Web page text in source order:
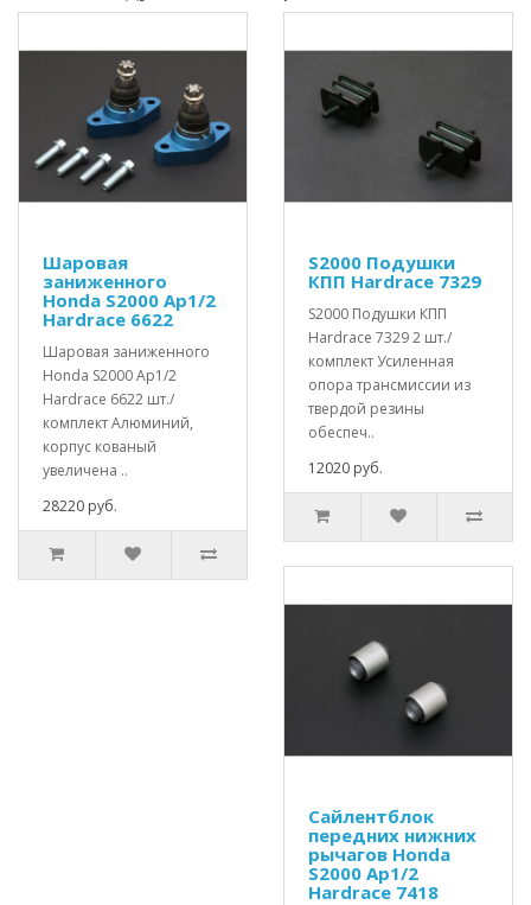
Шаровая
заниженного
Honda S2000 Ap1/2
Hardrace 6622
Шаровая заниженного
Honda S2000 Ap1/2
Hardrace 6622 шт./
комплект Алюминий,
корпус кованый
увеличена ..
28220 руб.
S2000 Подушки
КПП Hardrace 7329
S2000 Подушки КПП
Hardrace 7329 2 шт./
комплект Усиленная
опора трансмиссии из
твердой резины
обеспеч..
12020 руб.
Сайлентблок
передних нижних
рычагов Honda
S2000 Ap1/2
Hardrace 7418